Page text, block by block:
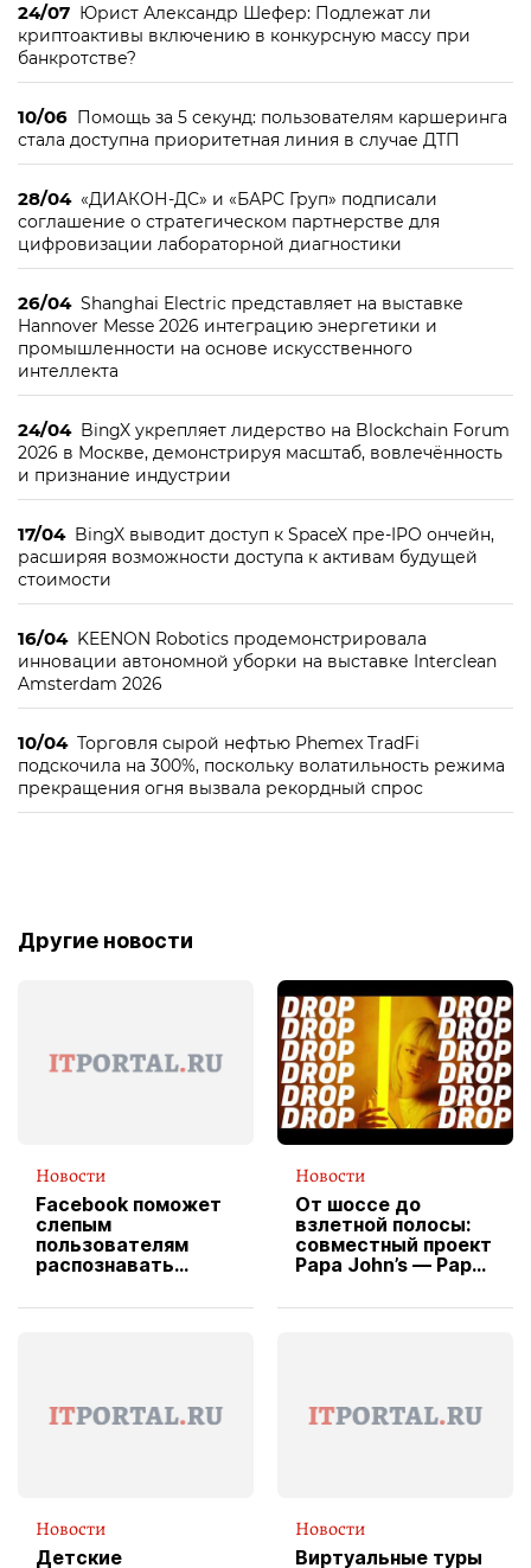
24/07 Юрист Александр Шефер: Подлежат ли
криптоактивы включению в конкурсную массу при
банкротстве?
10/06 Помощь за 5 секунд: пользователям каршеринга
стала доступна приоритетная линия в случае ДТП
28/04 «ДИАКОН-ДС» и «БАРС Груп» подписали
соглашение о стратегическом партнерстве для
цифровизации лабораторной диагностики
26/04 Shanghai Electric представляет на выставке
Hannover Messe 2026 интеграцию энергетики и
промышленности на основе искусственного
интеллекта
24/04 BingX укрепляет лидерство на Blockchain Forum
2026 в Москве, демонстрируя масштаб, вовлечённость
и признание индустрии
17/04 BingX выводит доступ к SpaceX пре-IPO ончейн,
расширяя возможности доступа к активам будущей
стоимости
16/04 KEENON Robotics продемонстрировала
инновации автономной уборки на выставке Interclean
Amsterdam 2026
10/04 Торговля сырой нефтью Phemex TradFi
подскочила на 300%, поскольку волатильность режима
прекращения огня вызвала рекордный спрос
Другие новости
Новости
Facebook поможет
слепым
пользователям
распознавать
Новости
От шоссе до
взлетной полосы:
совместный проект
Papa John’s — Papa
вводит
Новости
Детские
Новости
Виртуальные туры